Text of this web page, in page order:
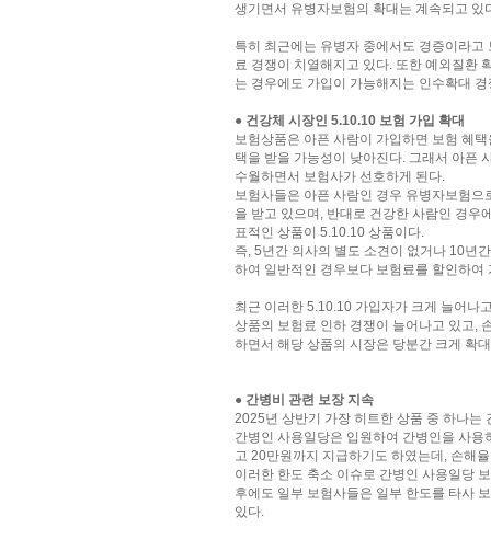
생기면서 유병자보험의 확대는 계속되고 있
특히 최근에는 유병자 중에서도 경증이라
료 경쟁이 치열해지고 있다. 또한 예외질환
는 경우에도 가입이 가능해지는 인수확대
● 건강체 시장인 5.10.10 보험 가입 확대
보험상품은 아픈 사람이 가입하면 보험 혜
택을 받을 가능성이 낮아진다. 그래서 아픈
수월하면서 보험사가 선호하게 된다.
보험사들은 아픈 사람인 경우 유병자보험
을 받고 있으며, 반대로 건강한 사람인 경우
표적인 상품이 5.10.10 상품이다.
즉, 5년간 의사의 별도 소견이 없거나 10년
하여 일반적인 경우보다 보험료를 할인하여
최근 이러한 5.10.10 가입자가 크게 늘어나
상품의 보험료 인하 경쟁이 늘어나고 있고,
하면서 해당 상품의 시장은 당분간 크게 확
● 간병비 관련 보장 지속
2025년 상반기 가장 히트한 상품 중 하나는
간병인 사용일당은 입원하여 간병인을 사
고 20만원까지 지급하기도 하였는데, 손해
이러한 한도 축소 이슈로 간병인 사용일당
후에도 일부 보험사들은 일부 한도를 타사
있다.